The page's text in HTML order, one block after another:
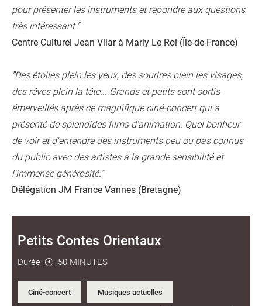
pour présenter les instruments et répondre aux questions
très intéressant."
Centre Culturel Jean Vilar à Marly Le Roi (Île-de-France)
"Des étoiles plein les yeux, des sourires plein les visages,
des rêves plein la tête... Grands et petits sont sortis
émerveillés après ce magnifique ciné-concert qui a
présenté de splendides films d'animation. Quel bonheur
de voir et d'entendre des instruments peu ou pas connus
du public avec des artistes à la grande sensibilité et
l'immense générosité."
Délégation JM France Vannes (Bretagne)
Petits Contes Orientaux
Durée 50 MINUTES
Ciné-concert Musiques actuelles